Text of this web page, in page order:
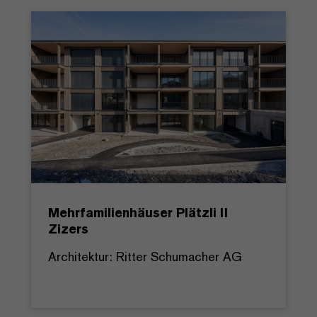
Mehrfamilienhäuser Plätzli II
Zizers
Architektur: Ritter Schumacher AG